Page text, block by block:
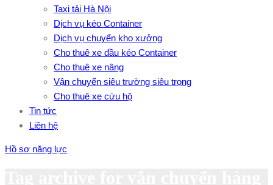
Taxi tải Hà Nội
Dịch vụ kéo Container
Dịch vụ chuyển kho xưởng
Cho thuê xe đầu kéo Container
Cho thuê xe nâng
Vận chuyển siêu trường siêu trọng
Cho thuê xe cứu hộ
Tin tức
Liên hệ
Hồ sơ năng lực